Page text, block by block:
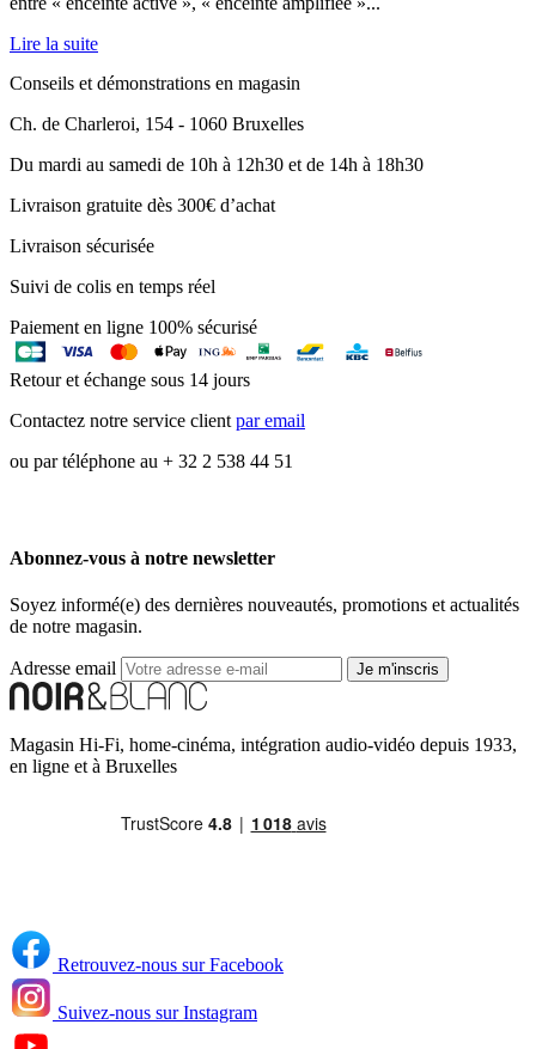
Lire la suite
Conseils et démonstrations en magasin
Ch. de Charleroi, 154 - 1060 Bruxelles
Du mardi au samedi de 10h à 12h30 et de 14h à 18h30
Livraison gratuite dès 300€ d’achat
Livraison sécurisée
Suivi de colis en temps réel
Paiement en ligne 100% sécurisé
Retour et échange sous 14 jours
Contactez notre service clientpar email
ou par téléphone au + 32 2 538 44 51
Abonnez-vous à notre newsletter
Soyez informé(e) des dernières nouveautés, promotions et actualités
de notre magasin.
Adresse email Je m'inscris
Magasin Hi-Fi, home-cinéma, intégration audio-vidéo depuis 1933,
en ligne et à Bruxelles
Retrouvez-nous sur Facebook
Suivez-nous sur Instagram